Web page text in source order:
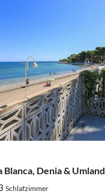
Blanca, Denia & Umland
Schlafzimmer